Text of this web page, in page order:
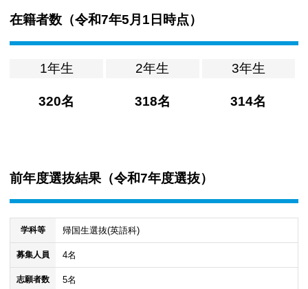
在籍者数（令和7年5月1日時点）
1年生
320名
2年生
318名
3年生
314名
前年度選抜結果（令和7年度選抜）
学科等 帰国生選抜(英語科)
募集人員 4名
志願者数 5名